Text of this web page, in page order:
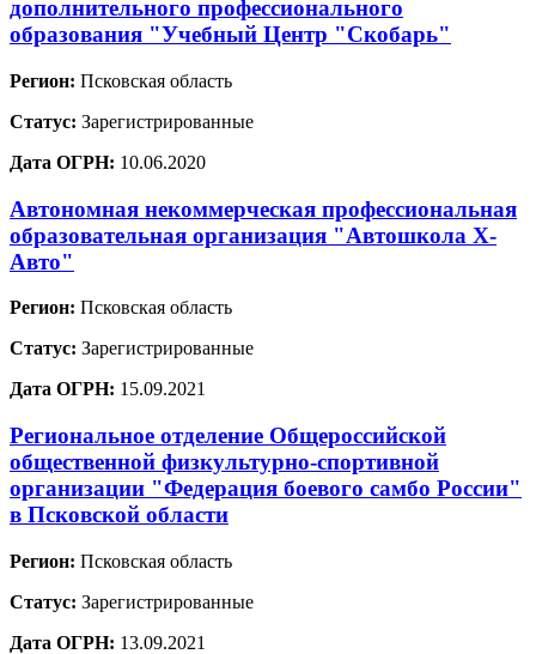
дополнительного профессионального
образования "Учебный Центр "Скобарь"
Регион: Псковская область
Статус: Зарегистрированные
Дата ОГРН: 10.06.2020
Автономная некоммерческая профессиональная
образовательная организация "Автошкола Х-
Авто"
Регион: Псковская область
Статус: Зарегистрированные
Дата ОГРН: 15.09.2021
Региональное отделение Общероссийской
общественной физкультурно-спортивной
организации "Федерация боевого самбо России"
в Псковской области
Регион: Псковская область
Статус: Зарегистрированные
Дата ОГРН: 13.09.2021